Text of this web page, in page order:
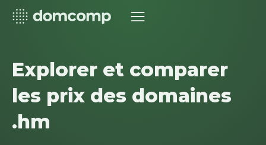
Explorer et comparer
les prix des domaines
.hm